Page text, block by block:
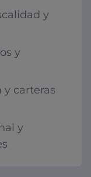
y
y
y carteras
y